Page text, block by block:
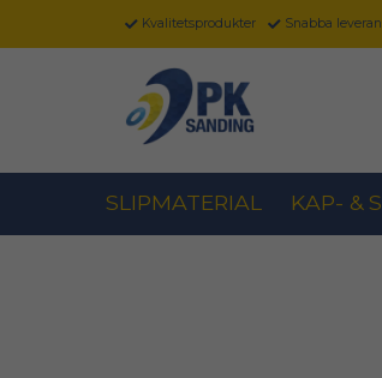
Kvalitetsprodukter Snabba
SLIPMATERIAL KAP- &